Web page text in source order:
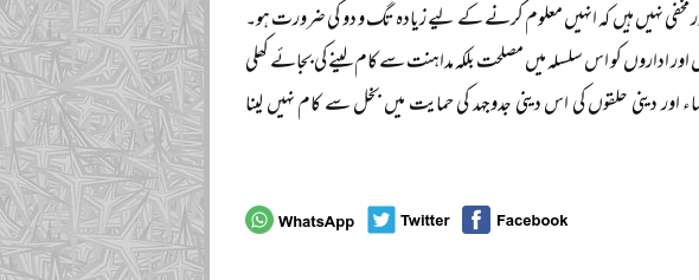
مخفی نہیں ہیں کہ انہیں معلوم کرنے کے لیے زیادہ تگ و دو کی ضرورت ہو۔
اداروں کو اس سلسلہ میں مصلحت بلکہ مداہنت سے کام لینے کی بجائے کھلی
دینی حلقوں کی اس دینی جدوجہد کی حمایت میں بخل سے کام نہیں لینا